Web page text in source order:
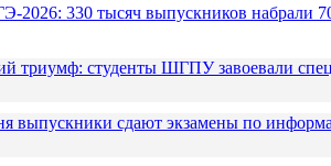
2026: 330 тысяч выпускников набрали
триумф: студенты ШГПУ завоевали
выпускники сдают экзамены по